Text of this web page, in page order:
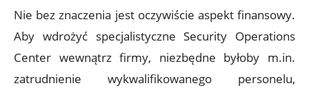
Nie bez znaczenia jest oczywiście aspekt finansowy.
Aby wdrożyć specjalistyczne Security Operations
Center wewnątrz firmy, niezbędne byłoby m.in.
zatrudnienie wykwalifikowanego personelu,